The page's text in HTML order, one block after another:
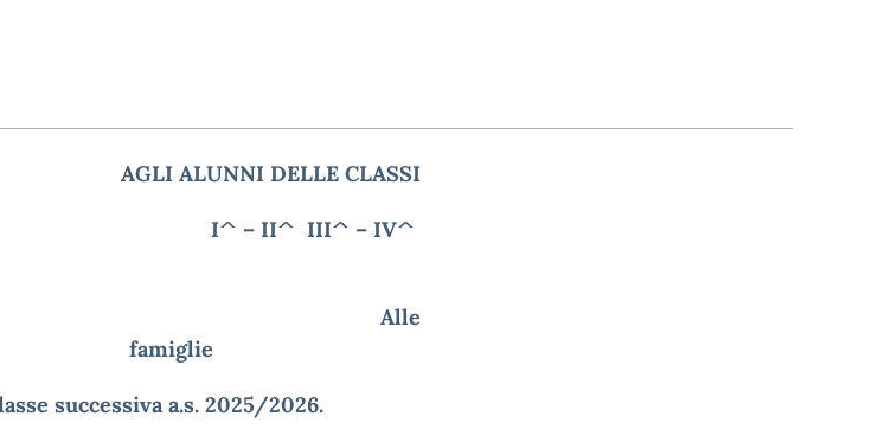
AGLI ALUNNI DELLE CLASSI
I^ – II^ III^ – IV^
famiglie
successiva a.s. 2025/2026.